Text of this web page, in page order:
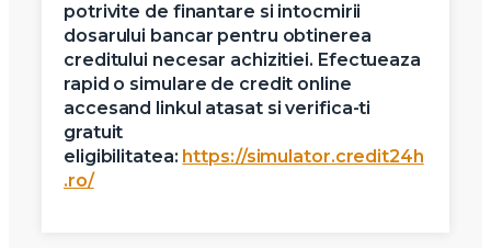
potrivite de finantare si intocmirii
dosarului bancar pentru obtinerea
creditului necesar achizitiei. Efectueaza
rapid o simulare de credit online
accesand linkul atasat si verifica-ti
gratuit
eligibilitatea: https://simulator.credit24h
.ro/